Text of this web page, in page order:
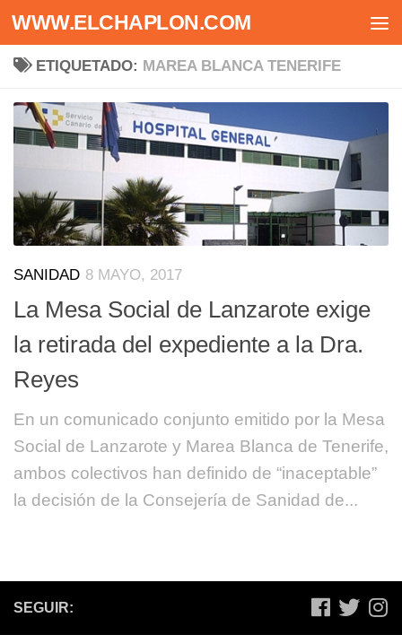
Saltar al contenido
WWW.ELCHAPLON.COM
ETIQUETADO: MAREA BLANCA TENERIFE
SANIDAD 8 MAYO, 2017
La Mesa Social de Lanzarote exige
la retirada del expediente a la Dra.
Reyes
En un comunicado conjunto emitido por la Mesa
Social de Lanzarote y Marea Blanca de Tenerife,
ambos colectivos han definido de “inaceptable”
la decisión de la Consejería de Sanidad de...
SEGUIR: